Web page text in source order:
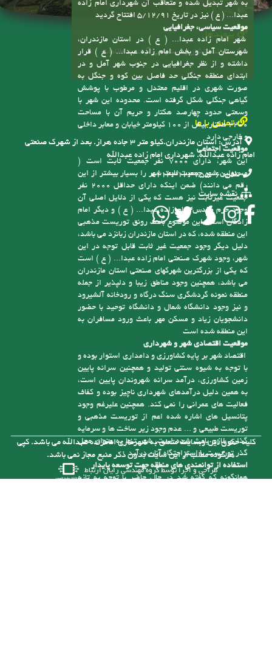
موقعیت سیاسی، جغرافیایی
شهر امام زاده عبدا... ( ع ) در استان مازندران،
شهرستان آمل و بخش امام زاده عبدا... ( ع ) قرار
داشته و از نظر جغرافیایی در جنوب شهر آمل و در
ابتدای منطقه جنگلی حد فاصل بین کوه و جنگل به
صورت شهری در اقلیم معتدل و مرطوب با پوشش
گیاهی جنگلی شکل گرفته است. محدوده این شهر با
وسعتی حدود چهارصد هکتار و حریم آن با مساحت
2200 هکتار بیش از 100 کیلومتر خیابان و معابر داخلی
و خارجی دارد
موقعیت اجتماعی
این شهر، دارای 7000 نفر جمعیت ثابت است (
مسئولین شهر جمعیت ثابت شهر را بسیار بیشتر از این
رقم می دانند) ضمن اینکه دارای حداقل 2000 نفر
جمعیت غیرثابت نیز هست که یکی از دلایل اصلی آن
وجود حرم مقدس امام زاده عبدا... ( ع ) و دیگر امام
زادگان است، این موضوع باعث رونق توریست مذهبی
این منطقه شده، که در استان مازندران زبانزد می باشد،
دلیل دیگر وجود جمعیت غیر ثابت قابل توجه در این
شهر، وجود شهرک صنعتی امام زاده عبدا... ( ع ) است
که یکی از بزرگترین شهرکهای صنعتی استان مازندران
می باشد، همچنین وجود مناطق زیبا و دلپذیر از جمله
منطقه نمونه گردشگری سنگ درگاه و رودخانه آلشیرود
و نیز وجود دانشگاه شمال و دانشگاه توحید با حضور
دانشجویان زیاد و مسکن مهر باعث ورود مسافران به
این منطقه شده است
موقعیت اقتصادی شهر و شهرداری
اقتصاد شهر بر پایه کشاورزی و دامداری استوار بوده و
با توجه به شیوه سنتی تولید و همچنین سرانه پایین
زمین کشاورزی، درآمد سرانه شهروندان پایین است،
به همین دلیل درآمدهای شهرداری ناچیز بوده و کفاف
فعالیت های عمرانی را نمی کند. همچنین علیرغم وجود
پتانسیل های اشاره شده اعم از توریست مذهبی و
توریست طبیعی و ... عدم وجود زیر ساخت ها و سرمایه
گذاری لازم باعث شده است، شهر تنها به عنوان محل
گذر توریست یا استراحتگاه آنان درآید
استفاده از توانمندی های منطقه جهت توسعه پایدار
همانگونه که گفته شد در حال حاضر با توجه به تازه
تأسیس بودن شهرداری و از درآمد کافی برای رسیدگی
به مشکلات موجود در شهر برخوردار نیست، ولی با توجه
پیوندها
سامانه انتشار و دسترسی آزاد به اطلاعات
تماس با ما
آدرس:
استان مازندران.کیلو متر ۳ جاده هراز. بعد از شهرک صنعتی
امام زاده عبدالله. شهرداری امام زاده عبدالله
تلفن: 6-01143123755
نقشه سایت
کلیه حقوق این وبسایت متعلق به شهرداری امامزاده عبدالله می باشد. کپی
هرگونه مطلب از این سایت بدون ذکر منبع مجاز نمی باشد.
طراحی و اجرا توسطگروه مهندسی رایان ارتباط